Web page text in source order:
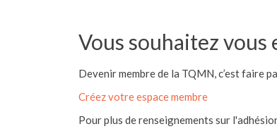
Vous souhaitez
Devenir membre de la TQMN, c’est faire
Créez votre espace membre
Pour plus de renseignements sur